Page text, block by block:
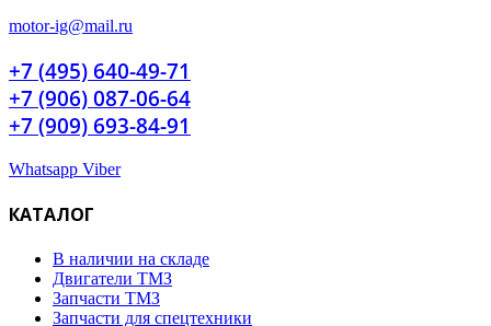
motor-ig@mail.ru
+7 (495) 640-49-71
+7 (906) 087-06-64
+7 (909) 693-84-91
Whatsapp Viber
КАТАЛОГ
В наличии на складе
Двигатели ТМЗ
Запчасти ТМЗ
Запчасти для спецтехники